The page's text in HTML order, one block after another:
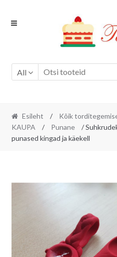
Skip
Skip
All
Esileht /
Kõik
KAUPA
/ Punane
/
punased kingad ja käekell